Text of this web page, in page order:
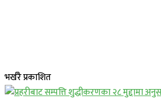
भर्खरै प्रकाशित